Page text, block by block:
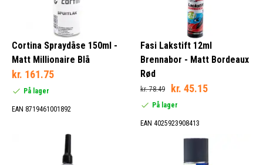
Cortina Spraydåse 150ml -
Matt Millionaire Blå
kr. 161.75
På lager
EAN 8719461001892
Fasi Lakstift 12ml
Brennabor - Matt Bordeaux
Rød
kr. 78.49 kr. 45.15
På lager
EAN 4025923908413